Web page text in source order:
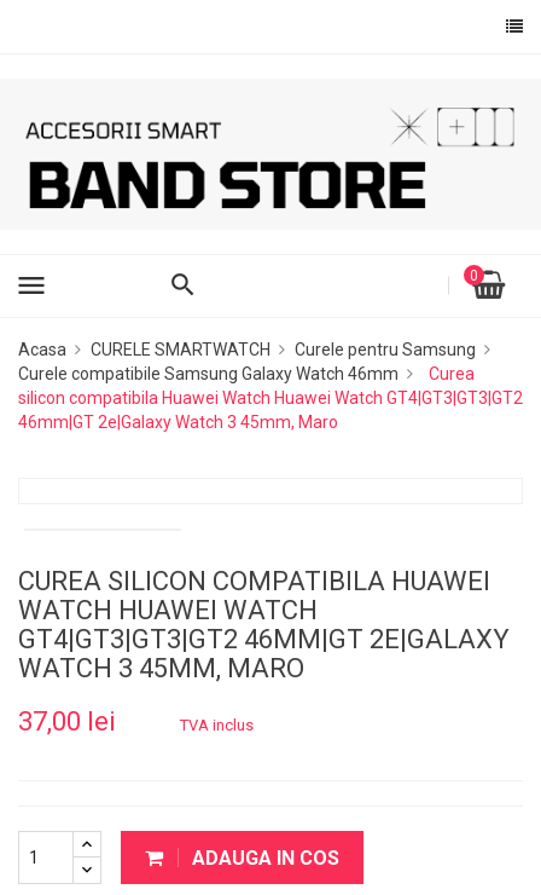
×××
Ai nevoie sa fii autentificat pentru a salva produsele in lista
de dorinte.
Anuleaza Autentificare
menu 0
Acasa CURELE SMARTWATCH
Curele pentru Samsung
Curele compatibile Samsung Galaxy Watch 46mm
Curea
silicon compatibila Huawei Watch Huawei Watch GT4|GT3|GT3|GT2
46mm|GT 2e|Galaxy Watch 3 45mm, Maro
CUREA SILICON COMPATIBILA HUAWEI
WATCH HUAWEI WATCH
GT4|GT3|GT3|GT2 46MM|GT 2E|GALAXY
WATCH 3 45MM, MARO
37,00 lei
TVA inclus
ADAUGA IN COS